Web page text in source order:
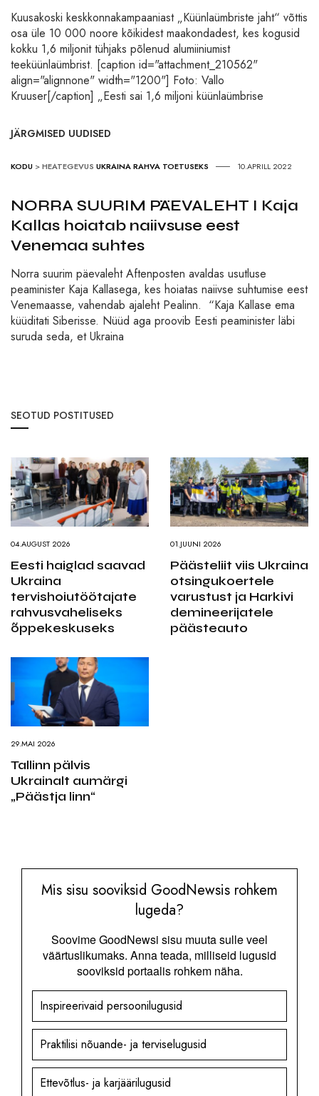
Kuusakoski keskkonnakampaaniast „Küünlaümbriste jaht“ võttis
osa üle 10 000 noore kõikidest maakondadest, kes kogusid
kokku 1,6 miljonit tühjaks põlenud alumiiniumist
teeküünlaümbrist. [caption id="attachment_210562"
align="alignnone" width="1200"] Foto: Vallo
Kruuser[/caption] „Eesti sai 1,6 miljoni küünlaümbrise
JÄRGMISED UUDISED
KODU >HEATEGEVUS UKRAINA RAHVA TOETUSEKS 10.APRILL 2022
NORRA SUURIM PÄEVALEHT I Kaja
Kallas hoiatab naiivsuse eest
Venemaa suhtes
Norra suurim päevaleht Aftenposten avaldas usutluse
peaminister Kaja Kallasega, kes hoiatas naiivse suhtumise eest
Venemaasse, vahendab ajaleht Pealinn. “Kaja Kallase ema
küüditati Siberisse. Nüüd aga proovib Eesti peaminister läbi
suruda seda, et Ukraina
SEOTUD POSTITUSED
04.AUGUST 2026
Eesti haiglad saavad
Ukraina
tervishoiutöötajate
rahvusvaheliseks
õppekeskuseks
01.JUUNI 2026
Päästeliit viis Ukraina
otsingukoertele
varustust ja Harkivi
demineerijatele
päästeauto
29.MAI 2026
Tallinn pälvis
Ukrainalt aumärgi
„Päästja linn“
Mis sisu sooviksid GoodNewsis rohkem
lugeda?
Soovime GoodNewsi sisu muuta sulle veel
väärtuslikumaks. Anna teada, milliseid lugusid
sooviksid portaalis rohkem näha.
Inspireerivaid persoonilugusid
Praktilisi nõuande- ja terviselugusid
Ettevõtlus- ja karjäärilugusid